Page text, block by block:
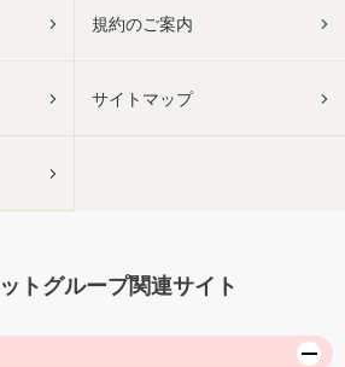
規約のご案内
サイトマップ
トグループ関連サイト